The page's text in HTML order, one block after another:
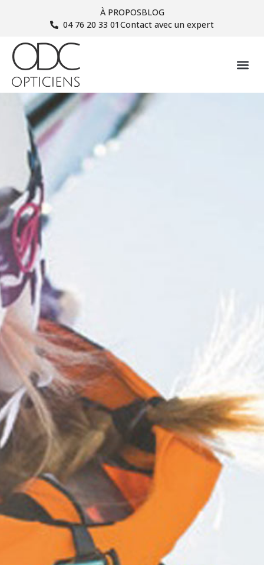
À PROPOSBLOG
04 76 20 33 01Contact avec un expert